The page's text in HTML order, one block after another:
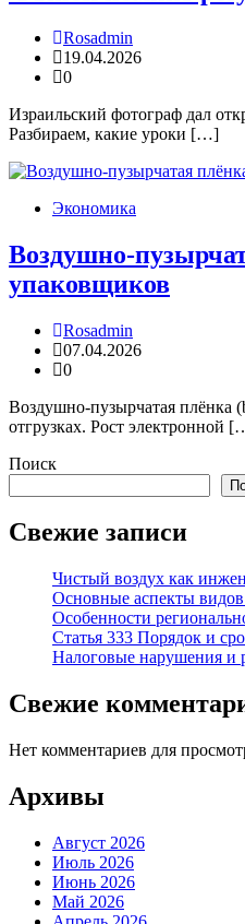
Rosadmin
19.04.2026
0
Израильский фотограф дал
Разбираем, какие уроки […]
Экономика
Воздушно-
упаковщиков
Rosadmin
07.04.2026
0
Воздушно-пузырчатая плёнка
отгрузках. Рост электронной
Поиск
Свежие записи
Чистый воздух как
Основные аспекты
Особенности
Статья 333 Порядок и
Налоговые нарушения и
Свежие
Нет комментариев для
Архивы
Август 2026
Июль 2026
Июнь 2026
Май 2026